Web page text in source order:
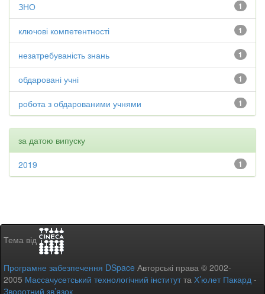
1
ЗНО
1
ключові компетентності
1
незатребуваність знань
1
обдаровані учні
1
робота з обдарованими учнями
за датою випуску
1
2019
Тема від
Програмне забезпечення DSpace Авторські права © 2002-
2005 Массачусетський технологічний інститутта Х’юлет Пакард -
Зворотний зв’язок